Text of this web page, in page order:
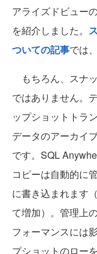
アライズドビュー
を紹介しました。
ついての記事では
もちろん、スナ
ではありません。
ップショットトラ
データのアーカイ
です。SQL
コピーは自動的に
に書き込まれます
て増加）。管理上
フォーマンスには
プショットのロー